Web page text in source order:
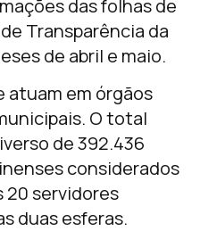
das folhas de
Transparência da
de abril e maio.
atuam em órgãos
O total
de 392.436
considerados
20 servidores
duas esferas.